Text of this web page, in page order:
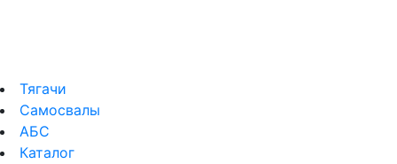
Тягачи
Самосвалы
АБС
Каталог